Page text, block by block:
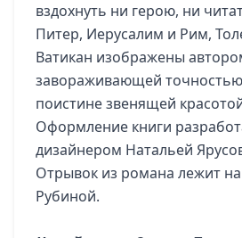
вздохнуть ни герою, ни
Питер, Иерусалим и Рим,
Ватикан изображены
завораживающей точностью
поистине звенящей
Оформление книги
дизайнером Натальей
Отрывок из романа лежит
Рубиной.